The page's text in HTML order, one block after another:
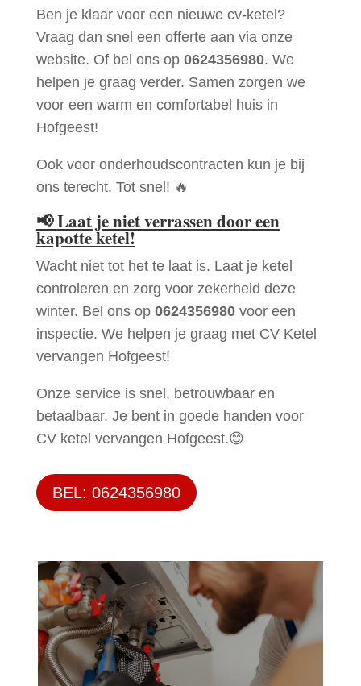
Ben je klaar voor een nieuwe cv-ketel?
Vraag dan snel een offerte aan via onze
website. Of bel ons op 0624356980. We
helpen je graag verder. Samen zorgen we
voor een warm en comfortabel huis in
Hofgeest!
Ook voor onderhoudscontracten kun je bij
ons terecht. Tot snel! 🔥
📢Laat je niet verrassen door een
kapotte ketel!
Wacht niet tot het te laat is. Laat je ketel
controleren en zorg voor zekerheid deze
winter. Bel ons op 0624356980voor een
inspectie. We helpen je graag met CV Ketel
vervangen Hofgeest!
Onze service is snel, betrouwbaar en
betaalbaar. Je bent in goede handen voor
CV ketel vervangen Hofgeest.😊
BEL: 0624356980